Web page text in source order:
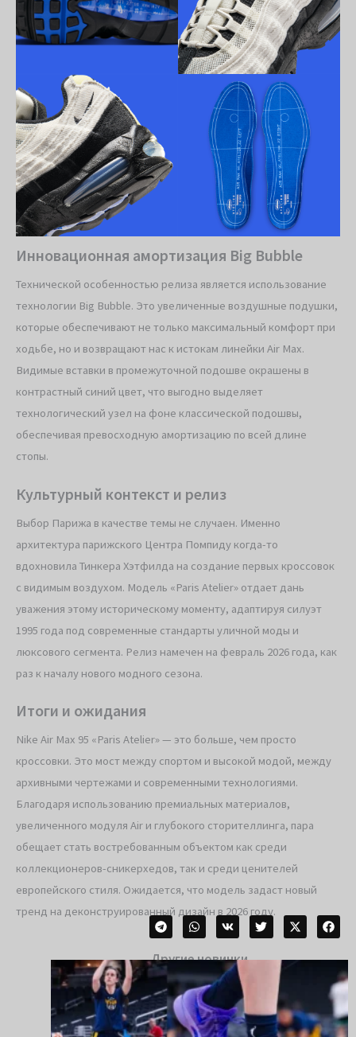
Инновационная амортизация Big Bubble
Технической особенностью релиза является использование
технологии Big Bubble. Это увеличенные воздушные подушки,
которые обеспечивают не только максимальный комфорт при
ходьбе, но и возвращают нас к истокам линейки Air Max.
Видимые вставки в промежуточной подошве окрашены в
контрастный синий цвет, что выгодно выделяет
технологический узел на фоне классической подошвы,
обеспечивая превосходную амортизацию по всей длине
стопы.
Культурный контекст и релиз
Выбор Парижа в качестве темы не случаен. Именно
архитектура парижского Центра Помпиду когда-то
вдохновила Тинкера Хэтфилда на создание первых кроссовок
с видимым воздухом. Модель «Paris Atelier» отдает дань
уважения этому историческому моменту, адаптируя силуэт
1995 года под современные стандарты уличной моды и
люксового сегмента. Релиз намечен на февраль 2026 года, как
раз к началу нового модного сезона.
Итоги и ожидания
Nike Air Max 95 «Paris Atelier» — это больше, чем просто
кроссовки. Это мост между спортом и высокой модой, между
архивными чертежами и современными технологиями.
Благодаря использованию премиальных материалов,
увеличенного модуля Air и глубокого сторителлинга, пара
обещает стать востребованным объектом как среди
коллекционеров-сникерхедов, так и среди ценителей
европейского стиля. Ожидается, что модель задаст новый
тренд на деконструированный дизайн в 2026 году.
Другие новинки